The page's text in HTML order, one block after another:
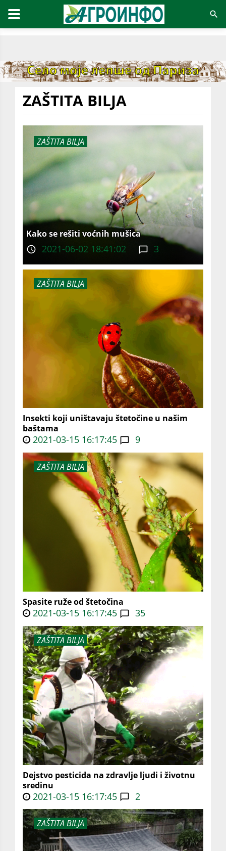
ZAŠTITA BILJA
ZAŠTITA BILJA
Kako se rešiti voćnih mušica
2021-06-02 18:41:02 3
ZAŠTITA BILJA
Insekti koji uništavaju štetočine u našim
baštama
2021-03-15 16:17:45 9
ZAŠTITA BILJA
Spasite ruže od štetočina
2021-03-15 16:17:45 35
ZAŠTITA BILJA
Dejstvo pesticida na zdravlje ljudi i životnu
sredinu
2021-03-15 16:17:45 2
ZAŠTITA BILJA